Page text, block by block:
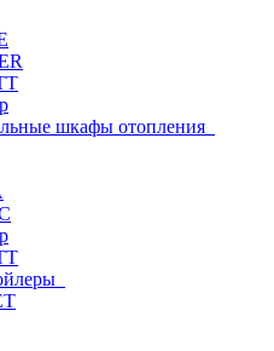
шкафы отопления